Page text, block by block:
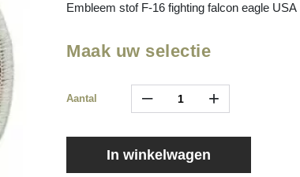
Embleem stof F-16 fighting falcon eagle USA
Maak uw selectie
Aantal – +
In winkelwagen